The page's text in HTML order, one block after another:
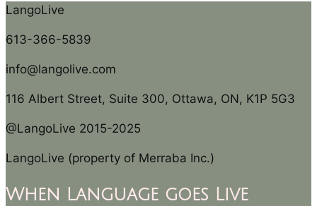
LangoLive
613-366-5839
info@langolive.com
116 Albert Street, Suite 300, Ottawa, ON, K1P 5G3
@LangoLive 2015-2025
LangoLive (property of Merraba Inc.)
When Language goes Live